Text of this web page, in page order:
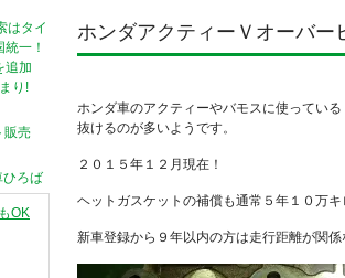
ホンダアクティーＶオーバー
ホンダ車のアクティーやバモスに使ってい
抜けるのが多いようです。
２０１５年１２月現在！
ヘットガスケットの補償も通常５年１０万
新車登録から９年以内の方は走行距離が関
OK